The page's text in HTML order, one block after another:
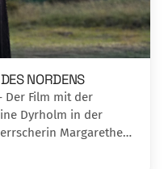
NORDENS
Der Film mit der
Dyrholm in der
Margarethe…